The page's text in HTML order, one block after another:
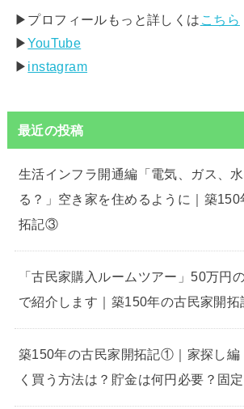
▶︎プロフィールもっと詳しくは こちら
▶︎YouTube
▶︎ instagram
最近の投稿
生活インフラ開通編「電気、ガス、
る？」空き家を住めるように｜築150
拓記③
「古民家購入ルームツアー」50万円
で紹介します｜築150年の古民家開
築150年の古民家開拓記①｜家探し編
く買う方法は？貯金は何円必要？固定